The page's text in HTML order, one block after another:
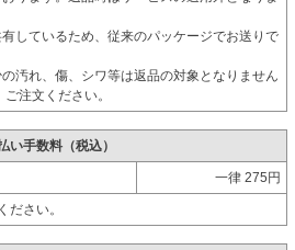
しているため、従来のパッケージでお送りで
汚れ、傷、シワ等は返品の対象となりません
注文ください。
い手数料（税込）
一律 275円
さい。